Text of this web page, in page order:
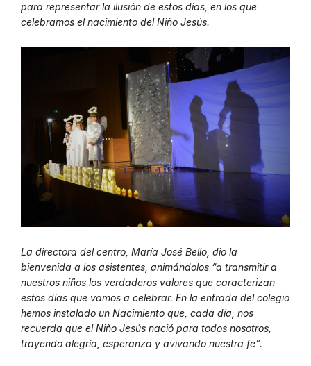
para representar la ilusión de estos días, en los que
celebramos el nacimiento del Niño Jesús.
La directora del centro, María José Bello, dio la
bienvenida a los asistentes, animándolos “a transmitir a
nuestros niños los verdaderos valores que caracterizan
estos días que vamos a celebrar. En la entrada del colegio
hemos instalado un Nacimiento que, cada día, nos
recuerda que el Niño Jesús nació para todos nosotros,
trayendo alegría, esperanza y avivando nuestra fe”.